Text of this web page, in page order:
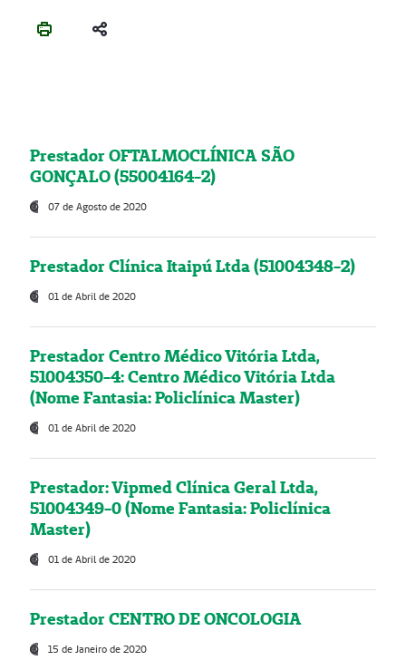
Prestador OFTALMOCLÍNICA SÃO
GONÇALO (55004164-2)
07 de Agosto de 2020
Prestador Clínica Itaipú Ltda (51004348-2)
01 de Abril de 2020
Prestador Centro Médico Vitória Ltda,
51004350-4: Centro Médico Vitória Ltda
(Nome Fantasia: Policlínica Master)
01 de Abril de 2020
Prestador: Vipmed Clínica Geral Ltda,
51004349-0 (Nome Fantasia: Policlínica
Master)
01 de Abril de 2020
Prestador CENTRO DE ONCOLOGIA
15 de Janeiro de 2020